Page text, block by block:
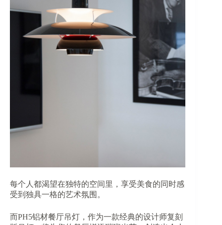
每个人都渴望在独特的空间里，享受美食的同时感
受到独具一格的艺术氛围。
而PH5铝材餐厅吊灯，作为一款经典的设计师复刻